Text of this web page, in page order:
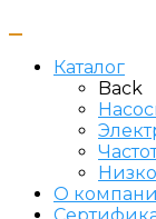
Каталог
Back
О